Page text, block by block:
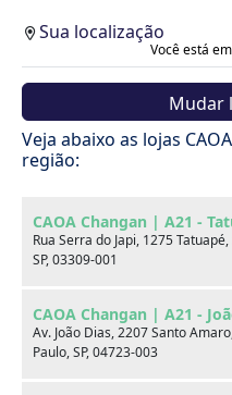
Sua localização
Você está
Mudar
Veja abaixo as lojas
região:
CAOA Changan | A21 -
Rua Serra do Japi, 1275
SP, 03309-001
CAOA Changan | A21 -
Av. João Dias, 2207 Santo
Paulo, SP, 04723-003